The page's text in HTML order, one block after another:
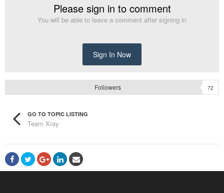
Please sign in to comment
You will be able to leave a comment after signing in
Sign In Now
Followers 72
GO TO TOPIC LISTING
Team Xray